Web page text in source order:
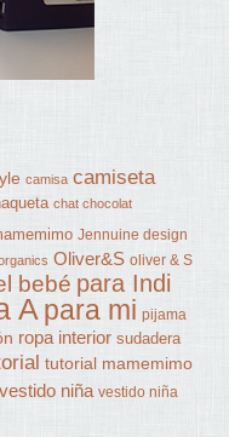
camisa camiseta
chat chocolat
Jennuine design
Oliver&S oliver & S
bebé para Indi
A para mi pijama
ropa interior sudadera
tutorial mamemimo
vestido niña vestido niña